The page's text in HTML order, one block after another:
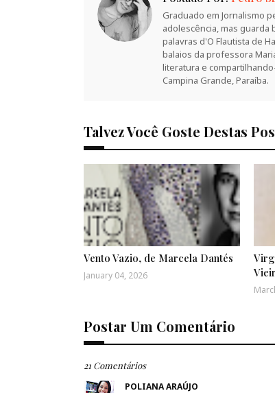
Graduado em Jornalismo
adolescência, mas
palavras d'O Flautista de
balaios da professora
literatura e
Campina Grande, Paraíba.
Talvez Você Goste Destas
Vento Vazio, de Marcela Dantés
January 04, 2026
Postar Um Comentário
21 Comentários
POLIANA ARAÚJO